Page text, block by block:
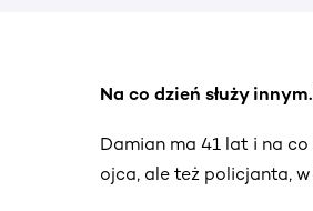
Na co dzień służy
Damian ma 41 lat i na
ojca, ale też policjanta,